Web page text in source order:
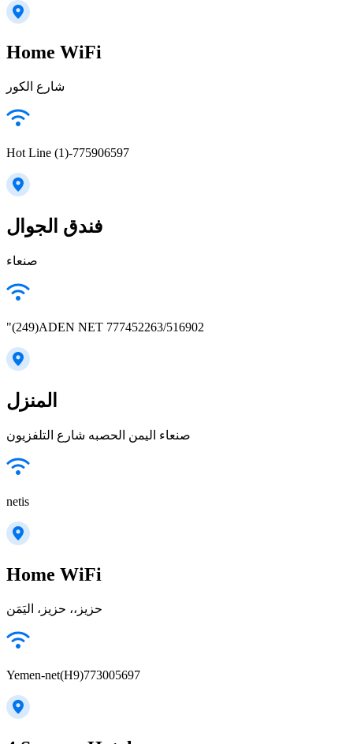
Home WiFi
شارع الكور
Hot Line (1)-775906597
فندق الجوال
"(249)ADEN NET 777452263/516902
المنزل
صنعاء اليمن الحصبه شارع التلفزيون
netis
Home WiFi
حزيز،، حزيز، اليَمَن
Yemen-net(H9)773005697